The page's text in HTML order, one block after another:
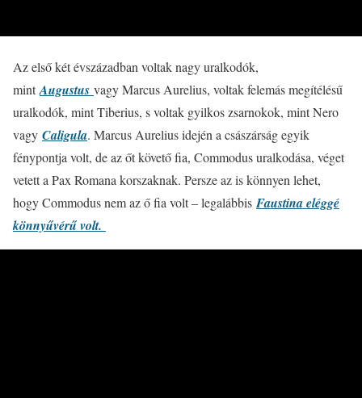
Az első két évszázadban voltak nagy uralkodók,
mintAugustus vagy Marcus Aurelius, voltak felemás megítélésű
uralkodók, mint Tiberius, s voltak gyilkos zsarnokok, mint Nero
vagy Caligula. Marcus Aurelius idején a császárság egyik
fénypontja volt, de az őt követő fia, Commodus uralkodása, véget
vetett a Pax Romana korszaknak. Persze az is könnyen lehet,
hogy Commodus nem az ő fia volt – legalábbis Faustina eléggé
könnyűvérű volt.